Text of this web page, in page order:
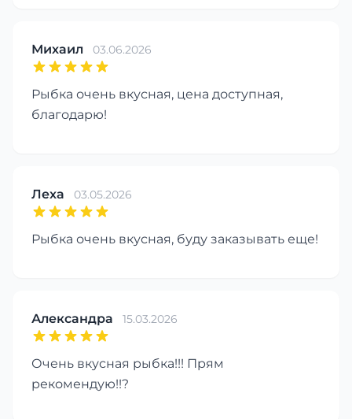
Михаил 03.06.2026
Рыбка очень вкусная, цена доступная,
благодарю!
Леха 03.05.2026
Рыбка очень вкусная, буду заказывать еще!
Александра 15.03.2026
Очень вкусная рыбка!!! Прям
рекомендую!!?